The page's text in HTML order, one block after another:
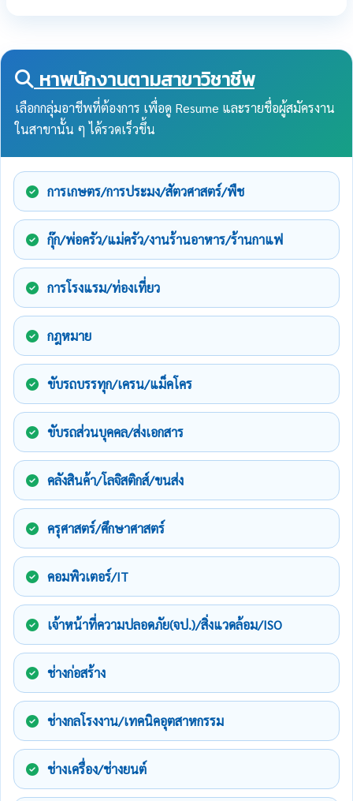
หาพนักงานตามสาขาวิชาชีพ
เลือกกลุ่มอาชีพที่ต้องการ เพื่อดู Resume และรายชื่อผู้สมัครงาน
ในสาขานั้น ๆ ได้รวดเร็วขึ้น
การเกษตร/การประมง/สัตวศาสตร์/พืช
กุ๊ก/พ่อครัว/แม่ครัว/งานร้านอาหาร/ร้านกาแฟ
การโรงแรม/ท่องเที่ยว
กฎหมาย
ขับรถบรรทุก/เครน/แม็คโคร
ขับรถส่วนบุคคล/ส่งเอกสาร
คลังสินค้า/โลจิสติกส์/ขนส่ง
ครุศาสตร์/ศึกษาศาสตร์
คอมพิวเตอร์/IT
เจ้าหน้าที่ความปลอดภัย(จป.)/สิ่งแวดล้อม/ISO
ช่างก่อสร้าง
ช่างกลโรงงาน/เทคนิคอุตสาหกรรม
ช่างเครื่อง/ช่างยนต์